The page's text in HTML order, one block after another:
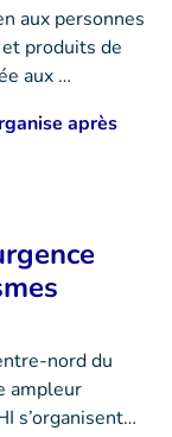
aux personnes
produits de
aux …
nord du
ampleur
s’organisent…